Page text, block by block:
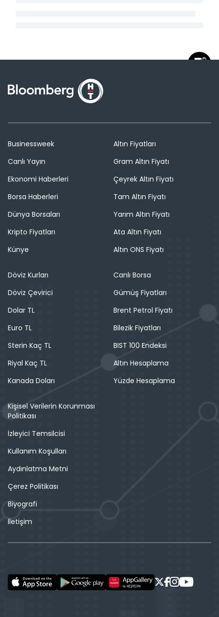
Businessweek
Canlı Yayın
Ekonomi Haberleri
Borsa Haberleri
Dünya Borsaları
Kripto Fiyatları
Künye
Altın Fiyatları
Gram Altın Fiyatı
Çeyrek Altın Fiyatı
Tam Altın Fiyatı
Yarım Altın Fiyatı
Ata Altın Fiyatı
Altın ONS Fiyatı
Döviz Kurları
Döviz Çevirici
Dolar TL
Euro TL
Sterin Kaç TL
Riyal Kaç TL
Kanada Doları
Canlı Borsa
Gümüş Fiyatları
Brent Petrol Fiyatı
Bilezik Fiyatları
BIST 100 Endeksi
Altın Hesaplama
Yüzde Hesaplama
Kişisel Verilerin Korunması
Politikası
İzleyici Temsilcisi
Kullanım Koşulları
Aydınlatma Metni
Çerez Politikası
Biyografi
İletişim